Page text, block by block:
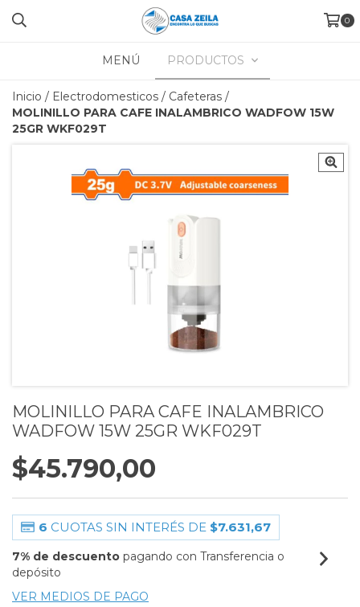
0
MENÚ PRODUCTOS
Inicio / Electrodomesticos / Cafeteras /
MOLINILLO PARA CAFE INALAMBRICO WADFOW 15W
25GR WKF029T
MOLINILLO PARA CAFE INALAMBRICO
WADFOW 15W 25GR WKF029T
$45.790,00
6 CUOTAS SIN INTERÉS DE $7.631,67
7% de descuento pagando con Transferencia o
depósito
VER MEDIOS DE PAGO